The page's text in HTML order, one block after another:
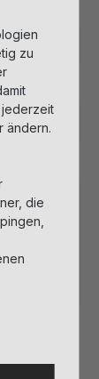
zu
jederzeit
ändern.
die